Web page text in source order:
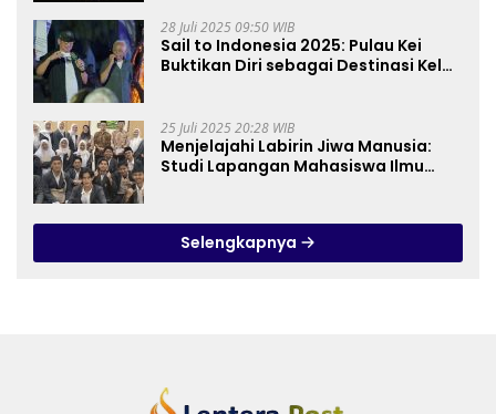
28 Juli 2025 09:50 WIB
Sail to Indonesia 2025: Pulau Kei
Buktikan Diri sebagai Destinasi Kelas
25 Juli 2025 20:28 WIB
Menjelajahi Labirin Jiwa Manusia:
Studi Lapangan Mahasiswa Ilmu
Selengkapnya